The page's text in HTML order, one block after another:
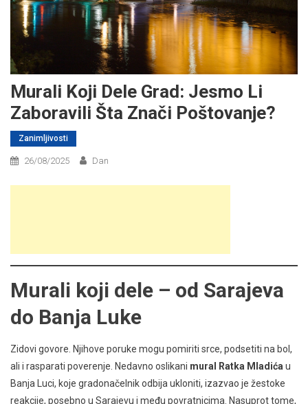
Murali Koji Dele Grad: Jesmo Li
Zaboravili Šta Znači Poštovanje?
Zanimljivosti
26/08/2025 Dan
Murali koji dele – od Sarajeva
do Banja Luke
Zidovi govore. Njihove poruke mogu pomiriti srce, podsetiti na bol,
ali i rasparati poverenje. Nedavno oslikani mural Ratka Mladićau
Banja Luci, koje gradonačelnik odbija ukloniti, izazvao je žestoke
reakcije, posebno u Sarajevu i među povratnicima. Nasuprot tome,